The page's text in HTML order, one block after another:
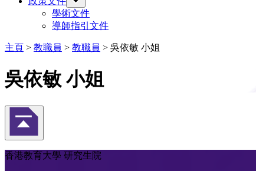
學術文件
導師指引文件
主頁 > 教職員 > 教職員 > 吳依敏 小姐
吳依敏 小姐
返回頁首
香港教育大學 研究生院